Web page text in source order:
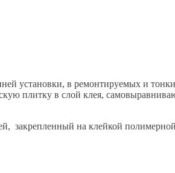
установки, в ремонтируемых и
плитку в слой клея,
закрепленный на клейкой